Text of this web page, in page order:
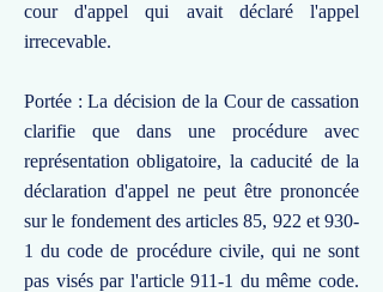
cour d'appel qui avait déclaré l'appel
irrecevable.
Portée : La décision de la Cour de cassation
clarifie que dans une procédure avec
représentation obligatoire, la caducité de la
déclaration d'appel ne peut être prononcée
sur le fondement des articles 85, 922 et 930-
1 du code de procédure civile, qui ne sont
pas visés par l'article 911-1 du même code.